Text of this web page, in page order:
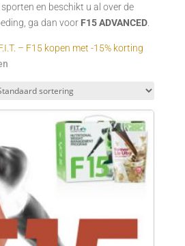
en beschikt u al over de
ga dan voor F15 ADVANCED.
– F15 kopen met -15% korting